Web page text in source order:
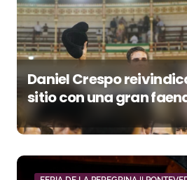
Daniel Crespo
sitio con una gran
orejas